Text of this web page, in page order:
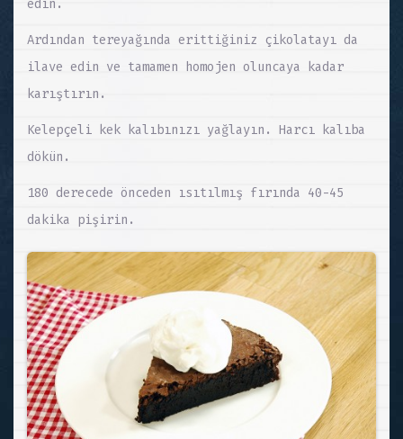
edin.
Ardından tereyağında erittiğiniz çikolatayı da
ilave edin ve tamamen homojen oluncaya kadar
karıştırın.
Kelepçeli kek kalıbınızı yağlayın. Harcı kalıba
dökün.
180 derecede önceden ısıtılmış fırında 40-45
dakika pişirin.